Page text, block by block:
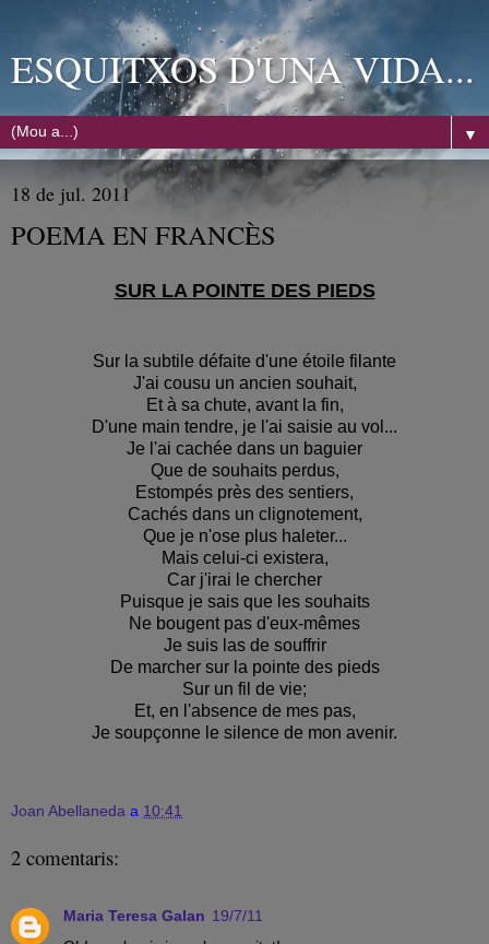
ESQUITXOS D'UNA VIDA...
▼
18 de jul. 2011
POEMA EN FRANCÈS
SUR LA POINTE DES PIEDS
Sur la subtile défaite d'une étoile filante
J'ai cousu un ancien souhait,
Et à sa chute, avant la fin,
D'une main tendre, je l'ai saisie au vol...
Je l'ai cachée dans un baguier
Que de souhaits perdus,
Estompés près des sentiers,
Cachés dans un clignotement,
Que je n'ose plus haleter...
Mais celui-ci existera,
Car j'irai le chercher
Puisque je sais que les souhaits
Ne bougent pas d'eux-mêmes
Je suis las de souffrir
De marcher sur la pointe des pieds
Sur un fil de vie;
Et, en l'absence de mes pas,
Je soupçonne le silence de mon avenir.
Joan Abellaneda a 10:41
2 comentaris:
Maria Teresa Galan 19/7/11